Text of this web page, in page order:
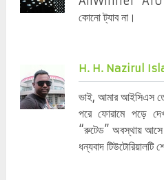
কোনো ট্যাব না।
H. H. Nazirul
ভাই, আমার আইসিএস
পরে ফোরামে পড়ে
“রুটেড” অবস্থায় আসে
ধন্যবাদ টিউটোরিয়ালটি